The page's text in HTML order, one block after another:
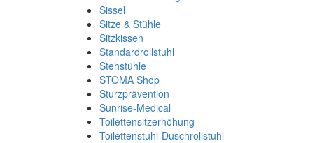
Sissel
Sitze & Stühle
Sitzkissen
Standardrollstuhl
Stehstühle
STOMA Shop
Sturzprävention
Sunrise-Medical
Toilettensitzerhöhung
Toilettenstuhl-Duschrollstuhl